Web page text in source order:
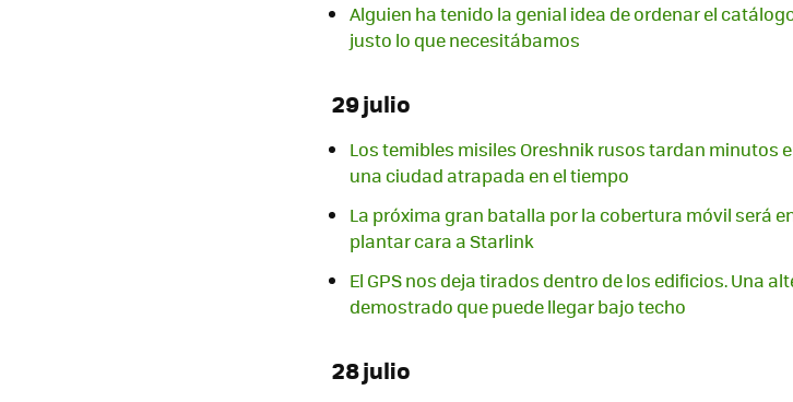
Alguien ha tenido la genial idea de ordenar el
justo lo que necesitábamos
29 julio
Los temibles misiles Oreshnik rusos tardan minutos
una ciudad atrapada en el tiempo
La próxima gran batalla por la cobertura móvil será
plantar cara a Starlink
El GPS nos deja tirados dentro de los edificios. Una
demostrado que puede llegar bajo techo
28 julio